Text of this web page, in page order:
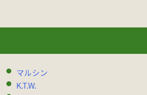
マルシン
K.T.W.